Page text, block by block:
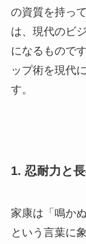
の資質を持っ
は、現代のビ
になるもので
ップ術を現代
す。
1. 忍耐力と
家康は「鳴か
という言葉に